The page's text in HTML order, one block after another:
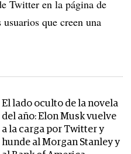
Twitter en la página de
que creen una
El lado oculto de la novela
del año: Elon Musk vuelve
a la carga por Twitter y
hunde al Morgan Stanley y